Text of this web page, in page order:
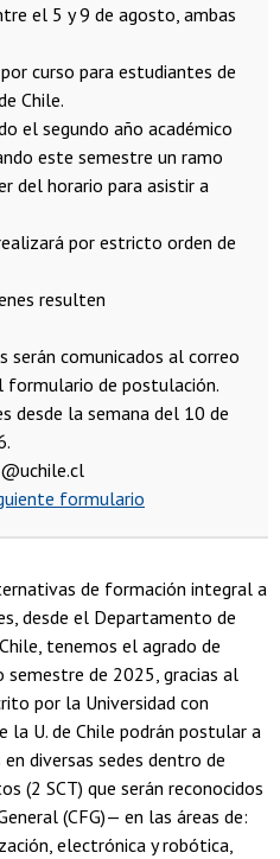
el 5 y 9 de agosto, ambas
curso para estudiantes de
Chile.
el segundo año académico
este semestre un ramo
del horario para asistir a
por estricto orden de
resulten
serán comunicados al correo
formulario de postulación.
desde la semana del 10 de
formulario
de formación integral a
desde el Departamento de
tenemos el agrado de
semestre de 2025, gracias al
por la Universidad con
la U. de Chile podrán postular a
diversas sedes dentro de
(2 SCT) que serán reconocidos
(CFG)— en las áreas de:
electrónica y robótica,